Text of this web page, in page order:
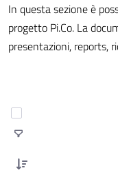
In questa sezione è
progetto Pi.Co. La
presentazioni, reports,